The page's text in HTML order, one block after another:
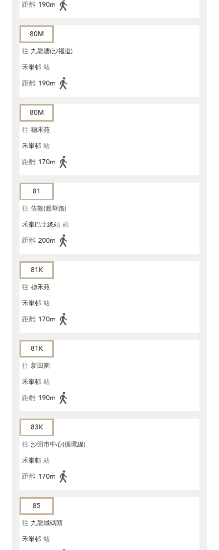
距離 190m
80M
往 九龍塘(沙福道)
禾輋邨 站
距離 190m
80M
往 穗禾苑
禾輋邨 站
距離 170m
81
往 佐敦(渡華路)
禾輋巴士總站 站
距離 200m
81K
往 穗禾苑
禾輋邨 站
距離 170m
81K
往 新田圍
禾輋邨 站
距離 190m
83K
往 沙田市中心(循環線)
禾輋邨 站
距離 170m
85
往 九龍城碼頭
禾輋邨 站